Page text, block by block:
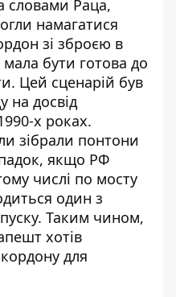
словами Раца,
намагатися
зі зброєю в
бути готова до
Цей сценарій був
на досвід
х роках.
зібрали понтони
якщо РФ
числі по мосту
один з
Таким чином,
хотів
для